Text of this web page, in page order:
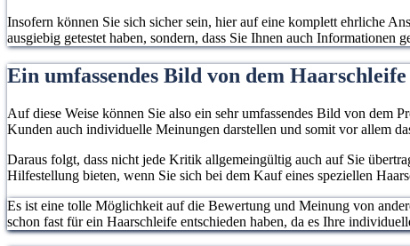
Insofern können Sie sich sicher sein, hier auf eine komplett ehrliche
ausgiebig getestet haben, sondern, dass Sie Ihnen auch
Ein umfassendes Bild von dem Haarschleife
Auf diese Weise können Sie also ein sehr umfassendes Bild von dem
Kunden auch individuelle Meinungen darstellen und somit vor allem
Daraus folgt, dass nicht jede Kritik allgemeingültig auch auf Sie
Hilfestellung bieten, wenn Sie sich bei dem Kauf eines speziellen
Es ist eine tolle Möglichkeit auf die Bewertung und Meinung von
schon fast für ein Haarschleife entschieden haben, da es Ihre